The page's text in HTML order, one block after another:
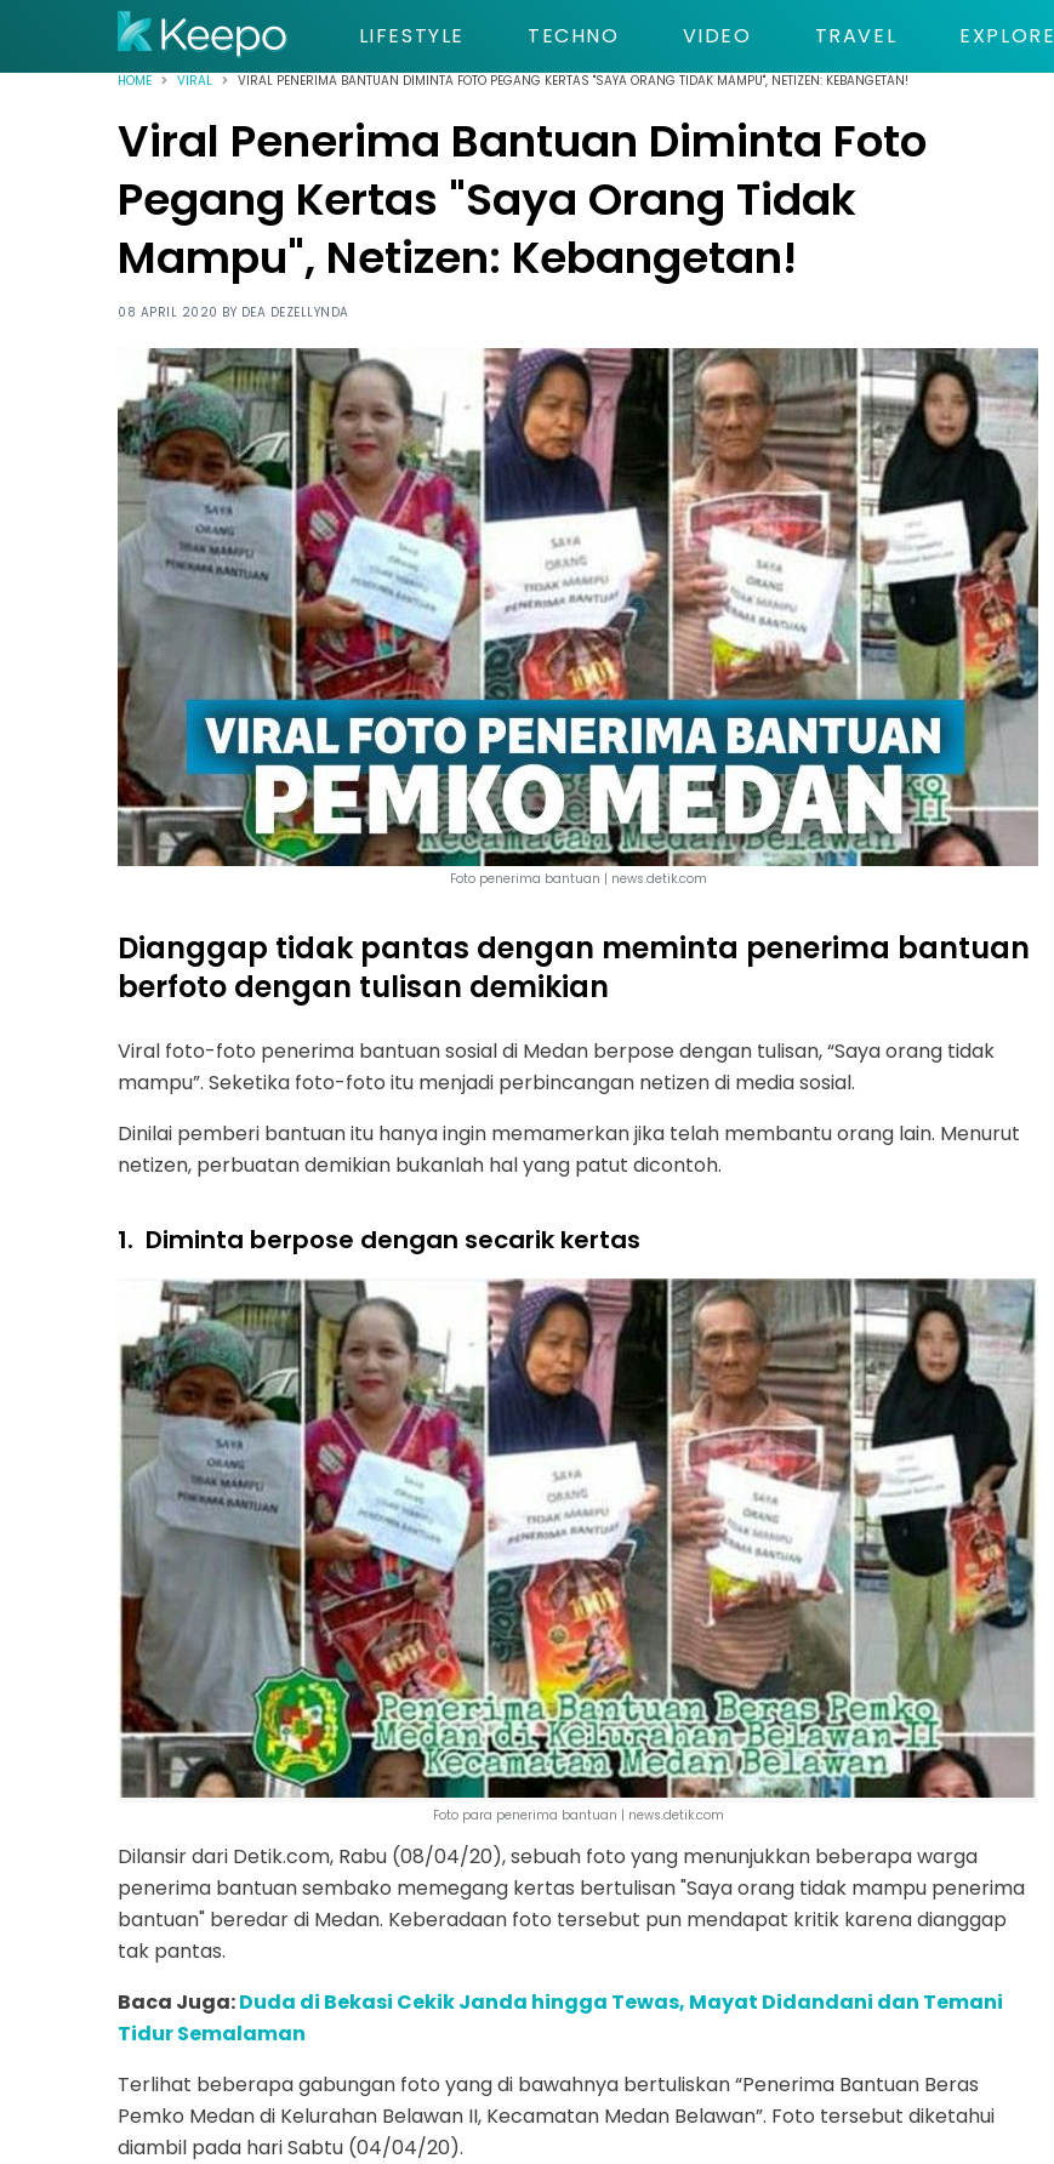
LIFESTYLE TECHNO VIDEO TRAVEL EXPLORE
HOME VIRAL VIRAL PENERIMA BANTUAN DIMINTA FOTO PEGANG KERTAS "SAYA ORANG TIDAK MAMPU", NETIZEN: KEBANGETAN!
Viral Penerima Bantuan Diminta Foto
Pegang Kertas "Saya Orang Tidak
Mampu", Netizen: Kebangetan!
08 APRIL 2020 BY DEA DEZELLYNDA
Foto penerima bantuan | news.detik.com
Dianggap tidak pantas dengan meminta penerima bantuan
berfoto dengan tulisan demikian
Viral foto-foto penerima bantuan sosial di Medan berpose dengan tulisan, “Saya orang tidak
mampu”. Seketika foto-foto itu menjadi perbincangan netizen di media sosial.
Dinilai pemberi bantuan itu hanya ingin memamerkan jika telah membantu orang lain. Menurut
netizen, perbuatan demikian bukanlah hal yang patut dicontoh.
1. Diminta berpose dengan secarik kertas
Foto para penerima bantuan | news.detik.com
Dilansir dari Detik.com, Rabu (08/04/20), sebuah foto yang menunjukkan beberapa warga
penerima bantuan sembako memegang kertas bertulisan "Saya orang tidak mampu penerima
bantuan" beredar di Medan. Keberadaan foto tersebut pun mendapat kritik karena dianggap
tak pantas.
Baca Juga:Duda di Bekasi Cekik Janda hingga Tewas, Mayat Didandani dan Temani
Tidur Semalaman
Terlihat beberapa gabungan foto yang di bawahnya bertuliskan “Penerima Bantuan Beras
Pemko Medan di Kelurahan Belawan II, Kecamatan Medan Belawan”. Foto tersebut diketahui
diambil pada hari Sabtu (04/04/20).